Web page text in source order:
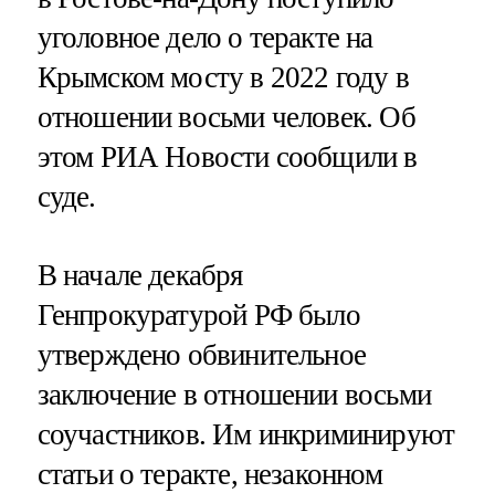
уголовное дело о теракте на
Крымском мосту в 2022 году в
отношении восьми человек. Об
этом РИА Новости сообщили в
суде.
В начале декабря
Генпрокуратурой РФ было
утверждено обвинительное
заключение в отношении восьми
соучастников. Им инкриминируют
статьи о теракте, незаконном